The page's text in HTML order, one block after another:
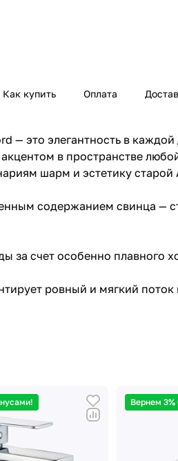
Как купить Оплата
— это элегантность в
в пространстве
шарм и эстетику старой
содержанием свинца —
за счет особенно плавного
ровный и мягкий поток
Вернем 3%